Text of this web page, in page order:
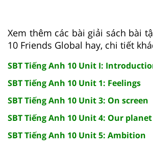
Xem thêm các bài giải sách bài
10 Friends Global hay, chi tiết
SBT Tiếng Anh 10 Unit I:
SBT Tiếng Anh 10 Unit 1: Feelings
SBT Tiếng Anh 10 Unit 3: On screen
SBT Tiếng Anh 10 Unit 4: Our planet
SBT Tiếng Anh 10 Unit 5: Ambition